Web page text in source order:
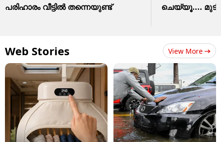
പരിഹാരം വീട്ടിൽ തന്നെയുണ്ട്
ചെയ്യൂ.... മുടി
Web Stories View More